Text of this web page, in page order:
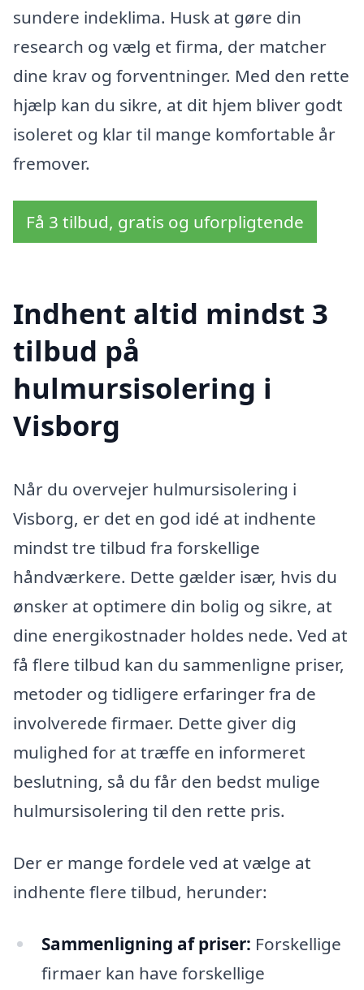
sundere indeklima. Husk at gøre din
research og vælg et firma, der matcher
dine krav og forventninger. Med den rette
hjælp kan du sikre, at dit hjem bliver godt
isoleret og klar til mange komfortable år
fremover.
Få 3 tilbud, gratis og uforpligtende
Indhent altid mindst 3
tilbud på
hulmursisolering i
Visborg
Når du overvejer hulmursisolering i
Visborg, er det en god idé at indhente
mindst tre tilbud fra forskellige
håndværkere. Dette gælder især, hvis du
ønsker at optimere din bolig og sikre, at
dine energikostnader holdes nede. Ved at
få flere tilbud kan du sammenligne priser,
metoder og tidligere erfaringer fra de
involverede firmaer. Dette giver dig
mulighed for at træffe en informeret
beslutning, så du får den bedst mulige
hulmursisolering til den rette pris.
Der er mange fordele ved at vælge at
indhente flere tilbud, herunder:
Sammenligning af priser: Forskellige
firmaer kan have forskellige